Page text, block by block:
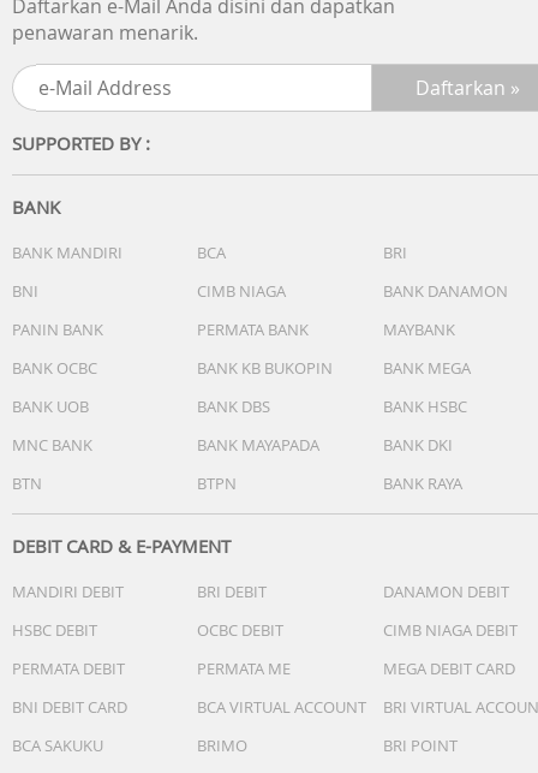
Daftarkan e-Mail Anda disini dan dapatkan
penawaran menarik.
SUPPORTED BY :
BANK
BANK MANDIRI BCA
BRI
BNI
CIMB NIAGA
BANK DANAMON
PANIN BANK
PERMATA BANK
MAYBANK
BANK OCBC
BANK KB BUKOPIN
BANK MEGA
BANK UOB
BANK DBS
BANK HSBC
MNC BANK
BANK MAYAPADA
BANK DKI
BTN
BTPN BANK RAYA
DEBIT CARD & E-PAYMENT
MANDIRI DEBIT BRI DEBIT
DANAMON DEBIT
HSBC DEBIT
OCBC DEBIT
CIMB NIAGA DEBIT
PERMATA DEBIT
PERMATA ME
MEGA DEBIT CARD
BNI DEBIT CARD
BCA VIRTUAL ACCOUNT
BRI VIRTUAL
BCA SAKUKU
BRIMO
BRI POINT